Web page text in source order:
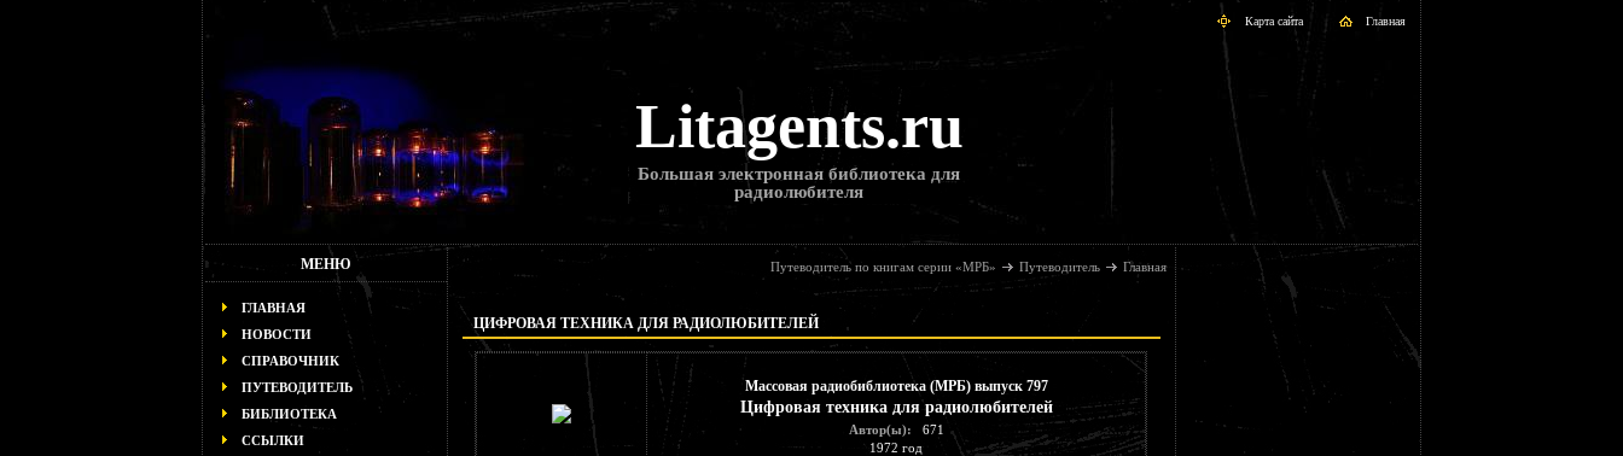
Главная
Карта сайта
Litagents.ru
Большая электронная библиотека для
радиолюбителя
МЕНЮ
ГЛАВНАЯ
НОВОСТИ
СПРАВОЧНИК
ПУТЕВОДИТЕЛЬ
БИБЛИОТЕКА
ССЫЛКИ
Путеводитель по книгам серии «МРБ» Путеводитель Главная
ЦИФРОВАЯ ТЕХНИКА ДЛЯ РАДИОЛЮБИТЕЛЕЙ
Массовая радиобиблиотека (МРБ) выпуск 797
Цифровая техника для радиолюбителей
Автор(ы): 671
1972 год